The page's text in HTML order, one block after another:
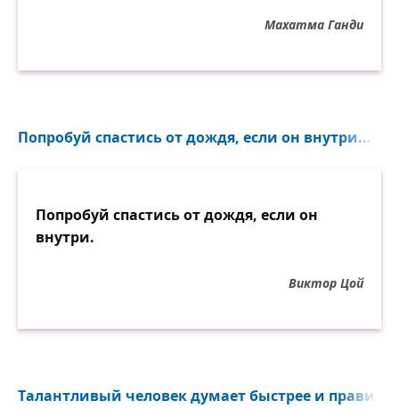
Махатма Ганди
Попробуй спастись от дождя, если он внутри...
Попробуй спастись от дождя, если он
внутри.
Виктор Цой
Tалантливый человек думает быстрее и